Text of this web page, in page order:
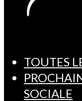
TOUTES
SOCIALE